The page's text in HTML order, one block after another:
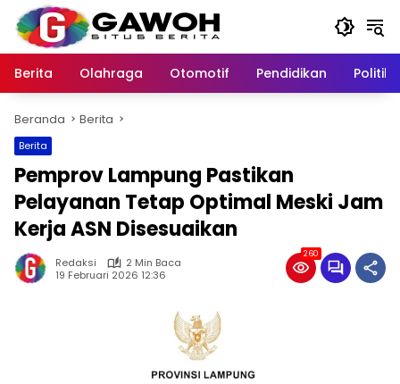
Langsung
konten
Berita
Olahraga Otomotif Pendidikan Politik
Beranda Berita
Berita
Pemprov Lampung Pastikan
Pelayanan Tetap Optimal Meski Jam
Kerja ASN Disesuaikan
Redaksi
2 Min Baca
19 Februari 2026 12:36
260